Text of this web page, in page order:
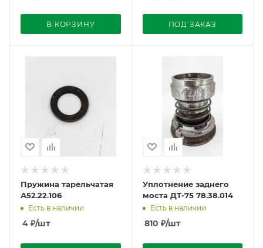
В КОРЗИНУ ПОД ЗАКАЗ
Пружина тарельчатая
А52.22.106
Есть в наличии
4 ₽/шт
Уплотнение заднего
моста ДТ-75 78.38.014
Есть в наличии
810 ₽/шт